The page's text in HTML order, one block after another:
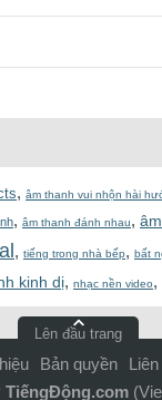
, âm thanh vui nhộn hài
, âm thanh đánh nhau,
, tiếng trong nhà bếp, bất
kinh dị, nhạc nền video,
Lên đầu trang
Bản quyền
TiếngĐộng.com